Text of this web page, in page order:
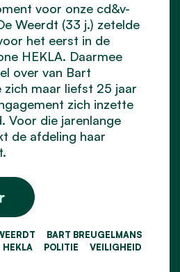
voor onze cd&v-
Weerdt (33 j.) zetelde
het eerst in de
HEKLA. Daarmee
over van Bart
zich maar liefst 25 jaar
zich inzette
Voor die jarenlange
de afdeling haar
BART BREUGELMANS
HEKLA
POLITIE VEILIGHEID